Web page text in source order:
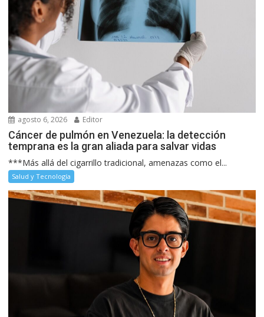
agosto 6, 2026 Editor
Cáncer de pulmón en Venezuela: la detección
temprana es la gran aliada para salvar vidas
***Más allá del cigarrillo tradicional, amenazas como el...
Salud y Tecnología